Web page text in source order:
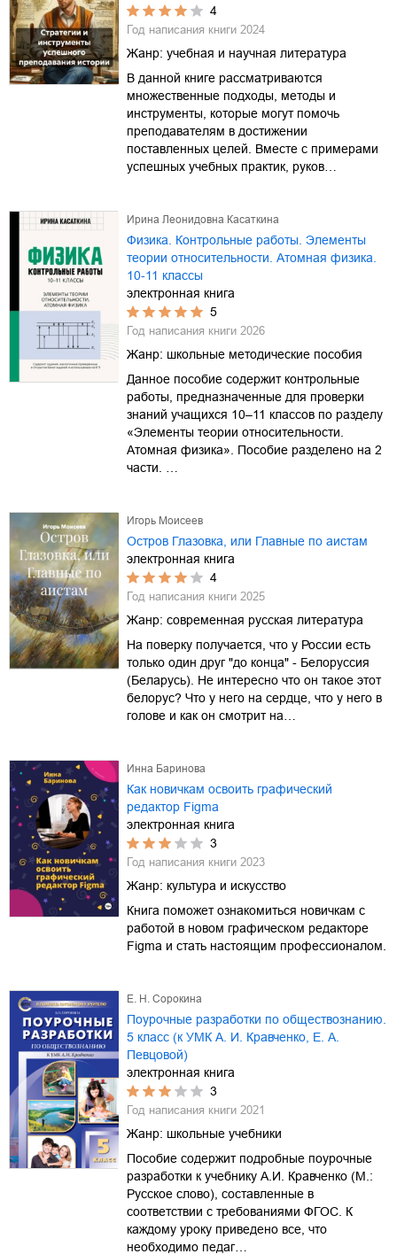
4
Год написания книги 2024
Жанр: учебная и научная литература
В данной книге рассматриваются
множественные подходы, методы и
инструменты, которые могут помочь
преподавателям в достижении
поставленных целей. Вместе с примерами
успешных учебных практик, руков…
Ирина Леонидовна Касаткина
Физика. Контрольные работы. Элементы
теории относительности. Атомная физика.
10-11 классы
электронная книга
5
Год написания книги 2026
Жанр: школьные методические пособия
Данное пособие содержит контрольные
работы, предназначенные для проверки
знаний учащихся 10–11 классов по разделу
«Элементы теории относительности.
Атомная физика». Пособие разделено на 2
части. …
Игорь Моисеев
Остров Глазовка, или Главные по аистам
электронная книга
4
Год написания книги 2025
Жанр: современная русская литература
На поверку получается, что у России есть
только один друг "до конца" - Белоруссия
(Беларусь). Не интересно что он такое этот
белорус? Что у него на сердце, что у него в
голове и как он смотрит на…
Инна Баринова
Как новичкам освоить графический
редактор Figma
электронная книга
3
Год написания книги 2023
Жанр: культура и искусство
Книга поможет ознакомиться новичкам с
работой в новом графическом редакторе
Figma и стать настоящим профессионалом.
Е. Н. Сорокина
Поурочные разработки по обществознанию.
5 класс (к УМК А. И. Кравченко, Е. А.
Певцовой)
электронная книга
3
Год написания книги 2021
Жанр: школьные учебники
Пособие содержит подробные поурочные
разработки к учебнику А.И. Кравченко (М.:
Русское слово), составленные в
соответствии с требованиями ФГОС. К
каждому уроку приведено все, что
необходимо педаг…